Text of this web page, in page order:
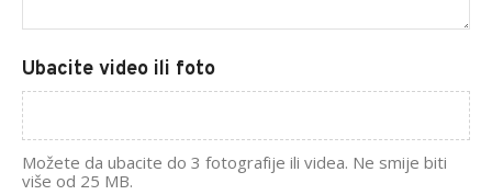
Ubacite video ili foto
Možete da ubacite do 3 fotografije ili videa. Ne smije biti
više od 25 MB.